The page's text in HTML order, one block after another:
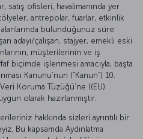
satış ofisleri, havalimanında yer
antrepolar, fuarlar, etkinlik
bulunduğunuz süre
adayı/çalışan, stajyer, emekli eski
müşterilerinin ve iş
biçimde işlenmesi amacıyla, başta
Kanunu’nun (“Kanun”) 10.
Koruma Tüzüğü’ne ((EU)
olarak hazırlanmıştır.
hakkında sizleri ayrıntılı bir
Bu kapsamda Aydınlatma